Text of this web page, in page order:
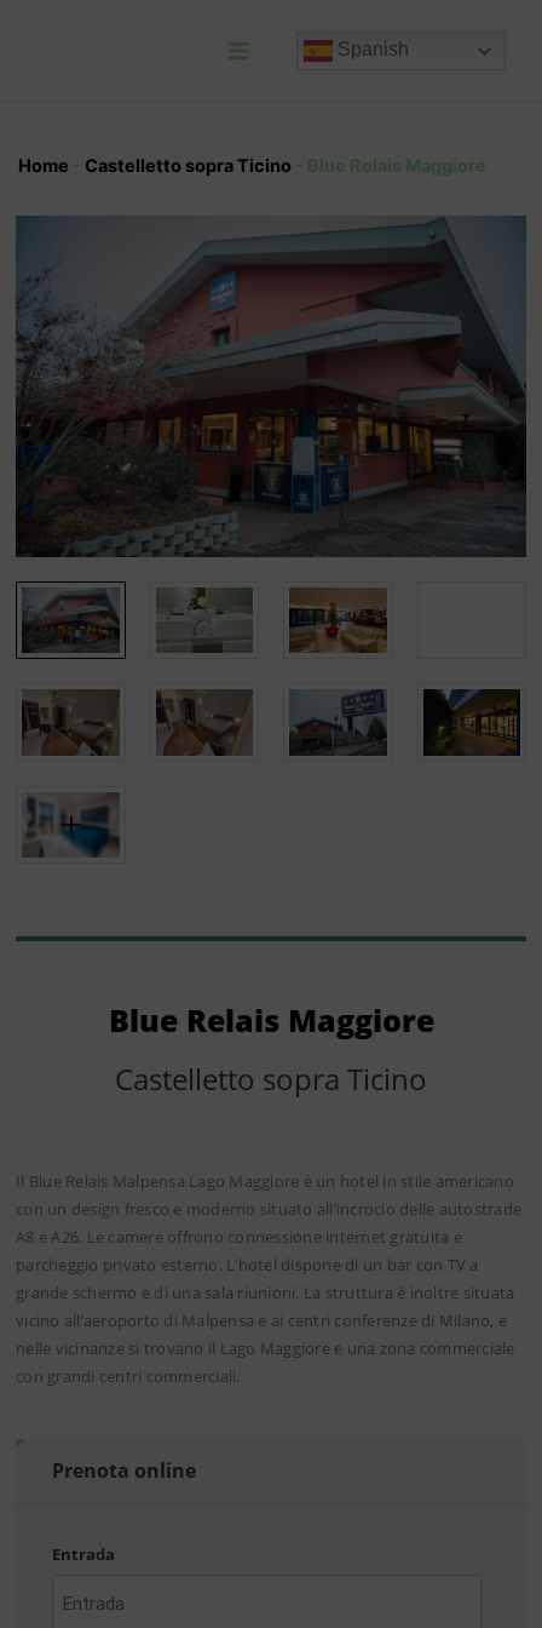
Spanish
Home - Castelletto sopra Ticino - Blue Relais Maggiore
Blue Relais Maggiore
Castelletto sopra Ticino
Il Blue Relais Malpensa Lago Maggiore è un hotel in stile americano
con un design fresco e moderno situato all’incrocio delle autostrade
A8 e A26. Le camere offrono connessione internet gratuita e
parcheggio privato esterno. L’hotel dispone di un bar con TV a
grande schermo e di una sala riunioni. La struttura è inoltre situata
vicino all’aeroporto di Malpensa e ai centri conferenze di Milano, e
nelle vicinanze si trovano il Lago Maggiore e una zona commerciale
con grandi centri commerciali.
Prenota online
Entrada
AAAA